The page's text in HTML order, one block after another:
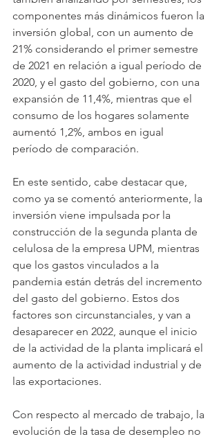
componentes más dinámicos fueron la
inversión global, con un aumento de
21% considerando el primer semestre
de 2021 en relación a igual período de
2020, y el gasto del gobierno, con una
expansión de 11,4%, mientras que el
consumo de los hogares solamente
aumentó 1,2%, ambos en igual
período de comparación.
En este sentido, cabe destacar que,
como ya se comentó anteriormente, la
inversión viene impulsada por la
construcción de la segunda planta de
celulosa de la empresa UPM, mientras
que los gastos vinculados a la
pandemia están detrás del incremento
del gasto del gobierno. Estos dos
factores son circunstanciales, y van a
desaparecer en 2022, aunque el inicio
de la actividad de la planta implicará el
aumento de la actividad industrial y de
las exportaciones.
Con respecto al mercado de trabajo, la
evolución de la tasa de desempleo no